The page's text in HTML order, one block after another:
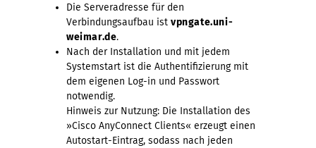
Die Serveradresse für den
Verbindungsaufbau ist vpngate.uni-
weimar.de.
Nach der Installation und mit jedem
Systemstart ist die Authentifizierung mit
dem eigenen Log-in und Passwort
notwendig.
Hinweis zur Nutzung: Die Installation des
»Cisco AnyConnect Clients« erzeugt einen
Autostart-Eintrag, sodass nach jeden